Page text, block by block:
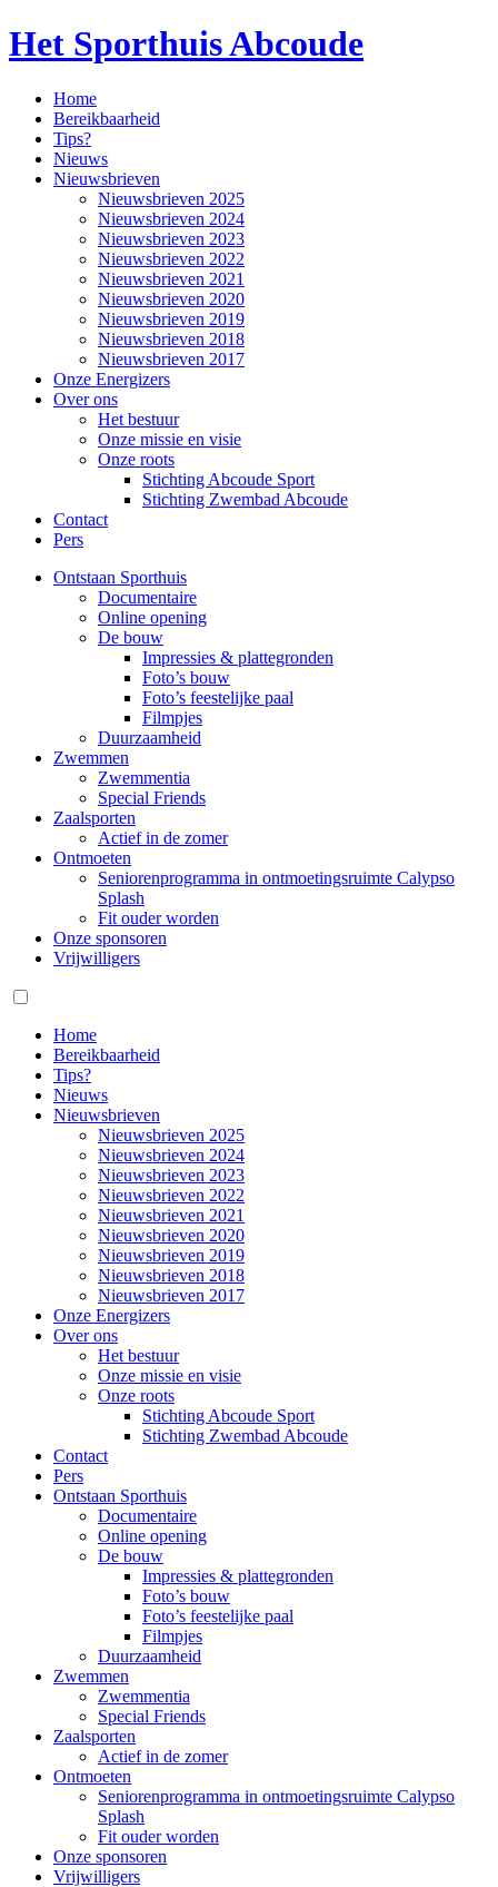
Het Sporthuis Abcoude
Home
Bereikbaarheid
Tips?
Nieuws
Nieuwsbrieven
Nieuwsbrieven 2025
Nieuwsbrieven 2024
Nieuwsbrieven 2023
Nieuwsbrieven 2022
Nieuwsbrieven 2021
Nieuwsbrieven 2020
Nieuwsbrieven 2019
Nieuwsbrieven 2018
Nieuwsbrieven 2017
Onze Energizers
Over ons
Het bestuur
Onze missie en visie
Onze roots
Stichting Abcoude Sport
Stichting Zwembad Abcoude
Contact
Pers
Ontstaan Sporthuis
Documentaire
Online opening
De bouw
Impressies & plattegronden
Foto’s bouw
Foto’s feestelijke paal
Filmpjes
Duurzaamheid
Zwemmen
Zwemmentia
Special Friends
Zaalsporten
Actief in de zomer
Ontmoeten
Seniorenprogramma in ontmoetingsruimte Calypso
Splash
Fit ouder worden
Onze sponsoren
Vrijwilligers
Home
Bereikbaarheid
Tips?
Nieuws
Nieuwsbrieven
Nieuwsbrieven 2025
Nieuwsbrieven 2024
Nieuwsbrieven 2023
Nieuwsbrieven 2022
Nieuwsbrieven 2021
Nieuwsbrieven 2020
Nieuwsbrieven 2019
Nieuwsbrieven 2018
Nieuwsbrieven 2017
Onze Energizers
Over ons
Het bestuur
Onze missie en visie
Onze roots
Stichting Abcoude Sport
Stichting Zwembad Abcoude
Contact
Pers
Ontstaan Sporthuis
Documentaire
Online opening
De bouw
Impressies & plattegronden
Foto’s bouw
Foto’s feestelijke paal
Filmpjes
Duurzaamheid
Zwemmen
Zwemmentia
Special Friends
Zaalsporten
Actief in de zomer
Ontmoeten
Seniorenprogramma in ontmoetingsruimte Calypso
Splash
Fit ouder worden
Onze sponsoren
Vrijwilligers